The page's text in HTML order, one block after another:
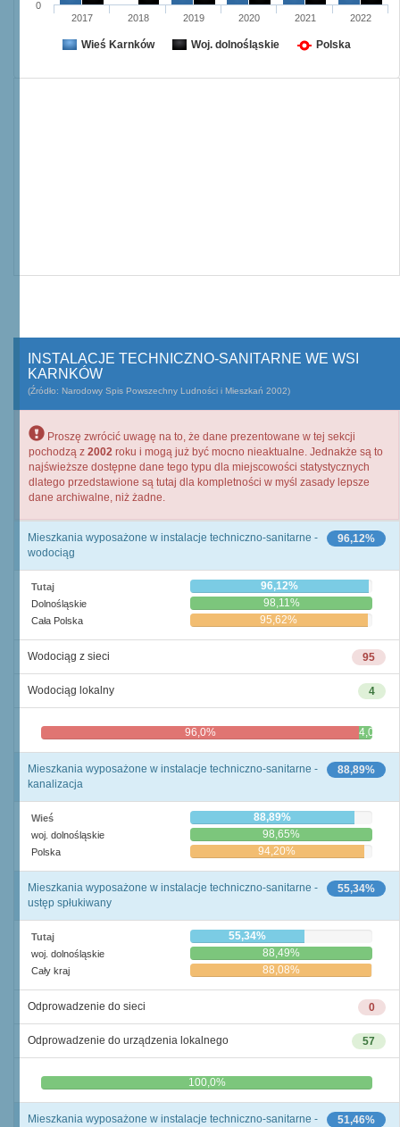
2017 2018 2019 2020 2021 2022
0
Wieś Karnków Woj. dolnośląskie Polska
INSTALACJE TECHNICZNO-SANITARNE WE WSI
KARNKÓW
(Źródło: Narodowy Spis Powszechny Ludności i Mieszkań 2002)
Proszę zwrócić uwagę na to, że dane prezentowane w tej sekcji
pochodzą z 2002 roku i mogą już być mocno nieaktualne. Jednakże są to
najświeższe dostępne dane tego typu dla miejscowości statystycznych
dlatego przedstawione są tutaj dla kompletności w myśl zasady lepsze
dane archiwalne, niż żadne.
96,12%
Mieszkania wyposażone w instalacje techniczno-sanitarne -
wodociąg
Tutaj 96,12%
Dolnośląskie 98,11%
Cała Polska 95,62%
95
Wodociąg z sieci
4
Wodociąg lokalny
96,0% 4,0%
88,89%
Mieszkania wyposażone w instalacje techniczno-sanitarne -
kanalizacja
Wieś 88,89%
woj. dolnośląskie 98,65%
Polska 94,20%
55,34%
Mieszkania wyposażone w instalacje techniczno-sanitarne -
ustęp spłukiwany
Tutaj 55,34%
woj. dolnośląskie 88,49%
Cały kraj 88,08%
0
Odprowadzenie do sieci
57
Odprowadzenie do urządzenia lokalnego
0,0% 100,0%
51,46%
Mieszkania wyposażone w instalacje techniczno-sanitarne -